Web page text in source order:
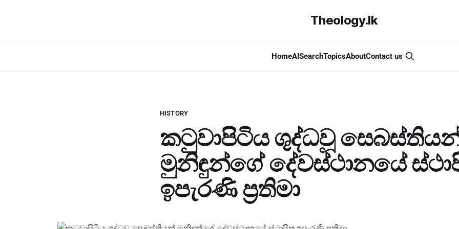
Theology.lk
HomeAISearchTopicsAboutContact us
HISTORY
කටුවාපිටිය ශුද්ධවූ
මුනිඳුන්ගේ දේවස්ථානයේ
ඉපැරණි ප්‍රතිමා